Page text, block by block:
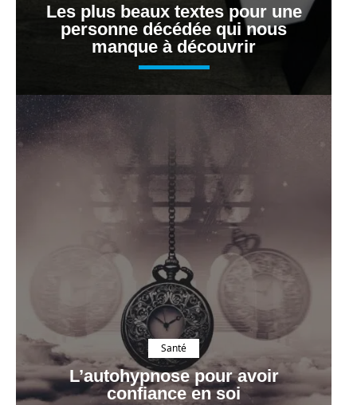
Les plus beaux textes pour une
personne décédée qui nous
manque à découvrir
Santé
L’autohypnose pour avoir
confiance en soi